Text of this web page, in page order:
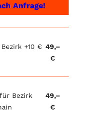
Anfrage!
+10 € 49,–
€
Bezirk
49,–
€